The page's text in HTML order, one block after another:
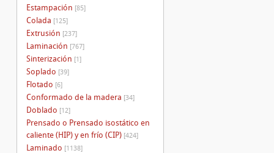
Estampación [85]
Colada [125]
Extrusión [237]
Laminación [767]
Sinterización [1]
Soplado [39]
Flotado [6]
Conformado de la madera [34]
Doblado [12]
Prensado o Prensado isostático en
caliente (HIP) y en frío (CIP) [424]
Laminado [1138]